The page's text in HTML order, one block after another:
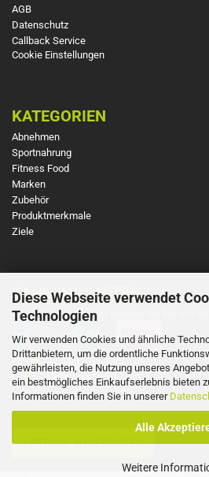
Diese Webseite verwendet
Technologien
Wir verwenden Cookies und ähnliche
Drittanbietern, um die ordentliche
gewährleisten, die Nutzung unseres
ein bestmögliches Einkaufserlebnis bieten
Informationen finden Sie in unserer
Alle
Weitere
AGB
Datenschutz
Callback Service
Cookie Einstellungen
KATEGORIEN
Abnehmen
Sportnahrung
Fitness Food
Marken
Zubehör
Produktmerkmale
Ziele
ZAHLUNGSARTEN
So einfach und sicher können Sie bei uns
VERTRAG WIDERRUFEN